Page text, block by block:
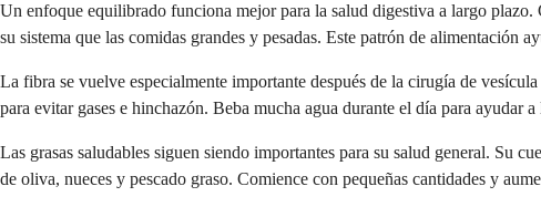
Un enfoque equilibrado funciona mejor para la salud digestiva a largo plazo.
su sistema que las comidas grandes y pesadas. Este patrón de alimentación
La fibra se vuelve especialmente importante después de la cirugía de
para evitar gases e hinchazón. Beba mucha agua durante el día para ayudar
Las grasas saludables siguen siendo importantes para su salud general. Su
de oliva, nueces y pescado graso. Comience con pequeñas cantidades y